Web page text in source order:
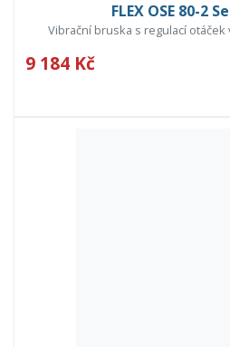
FLEX OSE 80-2
Vibrační bruska s regulací otáček
9 184 Kč